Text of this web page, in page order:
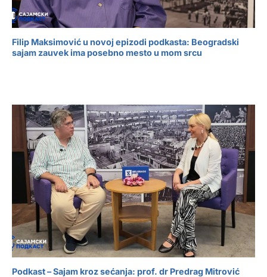
Filip Maksimović u novoj epizodi podkasta: Beogradski
sajam zauvek ima posebno mesto u mom srcu
Podkast – Sajam kroz sećanja: prof. dr Predrag Mitrović